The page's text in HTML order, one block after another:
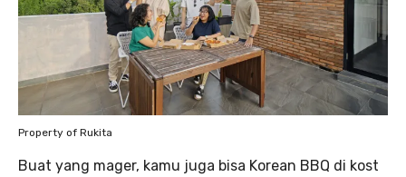
Property of Rukita
Buat yang mager, kamu juga bisa Korean BBQ di kost